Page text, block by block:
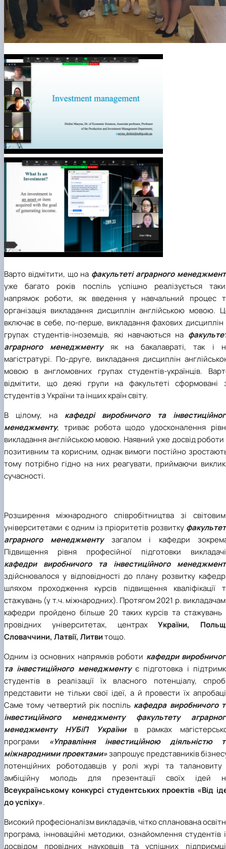
Варто відмітити, що на факультеті аграрного
уже багато років поспіль успішно реалізується
напрямок роботи, як введення у навчальний процес
організація викладання дисциплін англійською мовою.
включає в себе, по-перше, викладання фахових дисциплін
групах студентів-іноземців, які навчаються на
аграрного менеджментуяк на бакалавраті, так і
магістратурі. По-друге, викладання дисциплін
мовою в англомовних групах студентів-українців.
відмітити, що деякі групи на факультеті сформовані
студентів з України та інших країн світу.
В цілому, на кафедрі виробничого та
менеджменту, триває робота щодо удосконалення
викладання англійською мовою. Наявний уже досвід роботи
позитивним та корисним, однак вимоги постійно
тому потрібно гідно на них реагувати, приймаючи
сучасності.
Розширення міжнародного співробітництва зі
університетами є одним із пріоритетів розвитку
аграрного менеджментузагалом і кафедри
Підвищення рівня професійної підготовки
кафедри виробничого та інвестиційного
здійснювалося у відповідності до плану розвитку
шляхом проходження курсів підвищення кваліфікації
стажувань (у т.ч. міжнародних). Протягом 2021 р.
кафедри пройдено більше 20 таких курсів та стажувань
провідних університетах, центрахУкраїни,
Словаччини, Латвії, Литвитощо.
Одним із основних напрямків роботи кафедри
та інвестиційного менеджментує підготовка і
студентів в реалізації їх власного потенціалу,
представити не тільки свої ідеї, а й провести їх
Саме тому четвертий рік поспіль кафедра виробничого
інвестиційного менеджменту факультету
менеджменту НУБіП Українив рамках
програми
«Управління інвестиційною діяльністю
міжнародними проектами»запрошує представників
потенційних роботодавців у ролі журі та талановиту
амбіційну молодь для презентації своїх ідей
Всеукраїнському конкурсі студентських проектів «Від
до успіху».
Високий професіоналізм викладачів, чітко спланована
програма, інноваційні методики, ознайомлення студентів
досвідом провідних науковців та успішних